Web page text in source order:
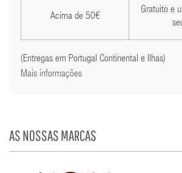
Acima de 50€
Gratuito e
(Entregas em Portugal Continental e Ilhas)
Mais informações
AS NOSSAS MARCAS